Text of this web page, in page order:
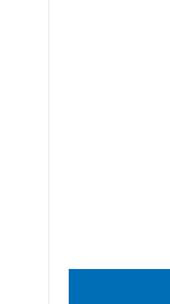
Gemiddelde